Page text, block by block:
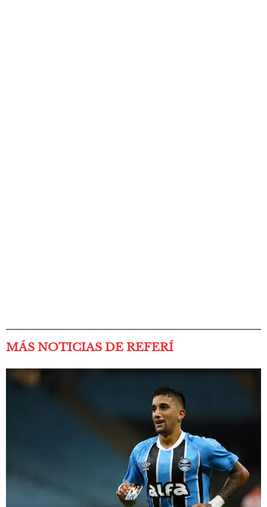
MÁS NOTICIAS DE REFERÍ